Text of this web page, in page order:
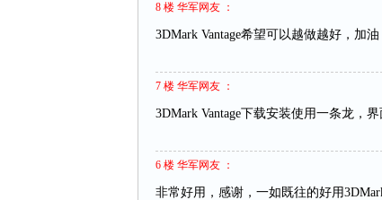
8 楼 华军网友 ：
3DMark Vantage希望可以越做越好，加油
7 楼 华军网友 ：
3DMark Vantage下载安装使用一条龙，
6 楼 华军网友 ：
非常好用，感谢，一如既往的好用3DMark